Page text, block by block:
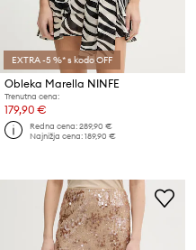
EXTRA -5 %* s kodo OFF
Obleka Marella NINFE
Trenutna cena:
179,90 €
Redna cena:289,90 €
Najnižja cena:189,90 €